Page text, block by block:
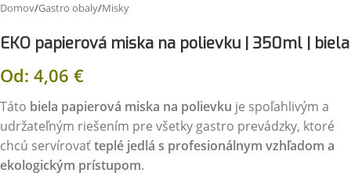
Domov/Gastro obaly/Misky
EKO papierová miska na polievku | 350ml | biela
Od: 4,06 €
Táto biela papierová miska na polievku je spoľahlivým a
udržateľným riešením pre všetky gastro prevádzky, ktoré
chcú servírovaťteplé jedlá s profesionálnym vzhľadom a
ekologickým prístupom.